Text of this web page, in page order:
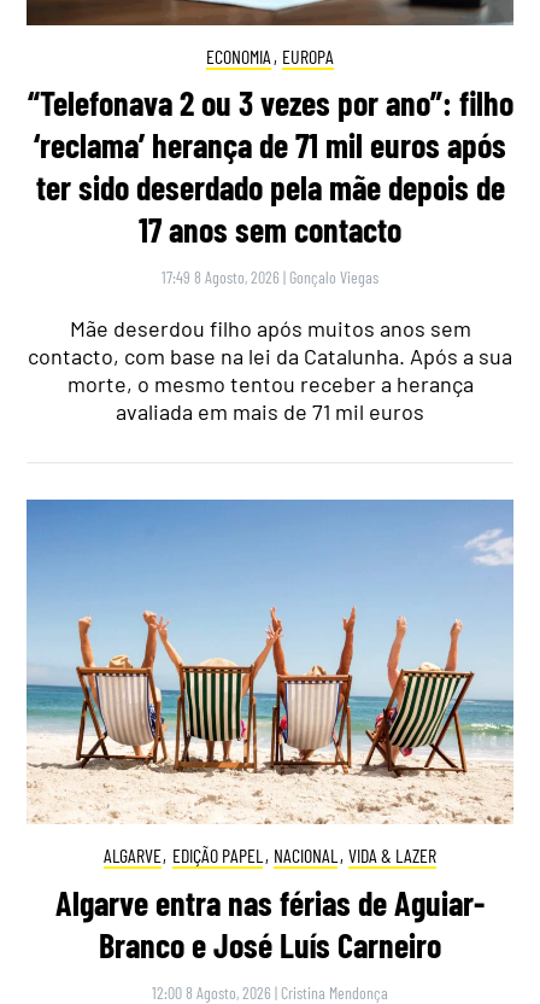
ECONOMIA , EUROPA
“Telefonava 2 ou 3 vezes por ano”: filho
‘reclama’ herança de 71 mil euros após
ter sido deserdado pela mãe depois de
17 anos sem contacto
17:49 8 Agosto, 2026 | Gonçalo Viegas
Mãe deserdou filho após muitos anos sem
contacto, com base na lei da Catalunha. Após a sua
morte, o mesmo tentou receber a herança
avaliada em mais de 71 mil euros
ALGARVE, EDIÇÃO PAPEL , NACIONAL , VIDA & LAZER
Algarve entra nas férias de Aguiar-
Branco e José Luís Carneiro
12:00 8 Agosto, 2026 | Cristina Mendonça